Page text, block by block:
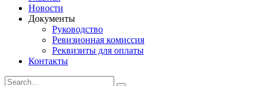
Новости
Документы
Руководство
Ревизионная комиссия
Реквизиты для оплаты
Контакты